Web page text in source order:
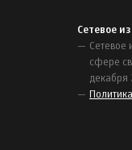
Сетевое
Сетевое
сфере
декабря